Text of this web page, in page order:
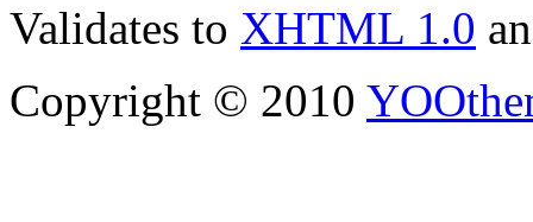
Validates to XHTML 1.0
Copyright © 2010